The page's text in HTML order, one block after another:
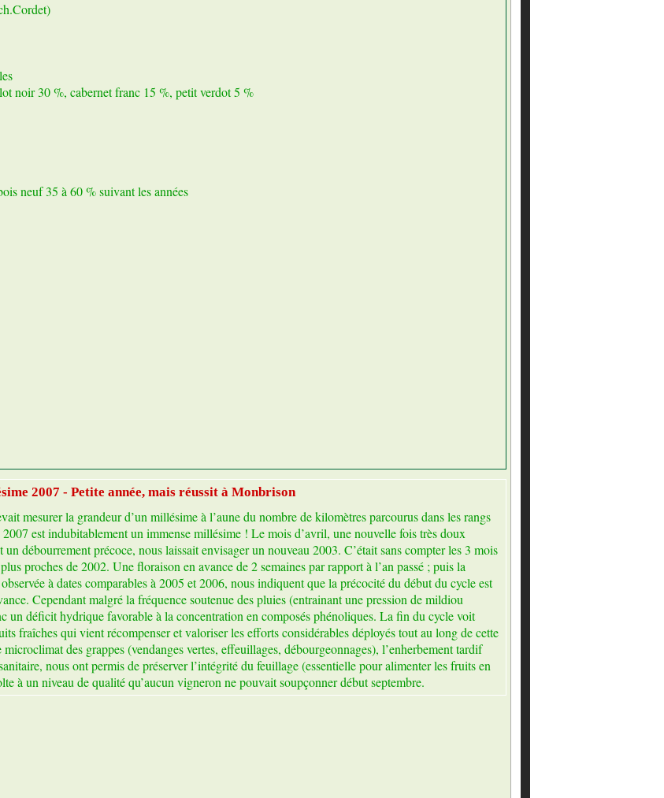
noir 30 %, cabernet franc 15 %, petit verdot 5 %
neuf 35 à 60 % suivant les années
2007 - Petite année, mais réussit à Monbrison
mesurer la grandeur d’un millésime à l’aune du nombre de kilomètres parcourus dans les rangs
est indubitablement un immense millésime ! Le mois d’avril, une nouvelle fois très doux
un débourrement précoce, nous laissait envisager un nouveau 2003. C’était sans compter les 3 mois
proches de 2002. Une floraison en avance de 2 semaines par rapport à l’an passé ; puis la
à dates comparables à 2005 et 2006, nous indiquent que la précocité du début du cycle est
Cependant malgré la fréquence soutenue des pluies (entrainant une pression de mildiou
un déficit hydrique favorable à la concentration en composés phénoliques. La fin du cycle voit
fraîches qui vient récompenser et valoriser les efforts considérables déployés tout au long de cette
des grappes (vendanges vertes, effeuillages, débourgeonnages), l’enherbement tardif
nous ont permis de préserver l’intégrité du feuillage (essentielle pour alimenter les fruits en
à un niveau de qualité qu’aucun vigneron ne pouvait soupçonner début septembre.